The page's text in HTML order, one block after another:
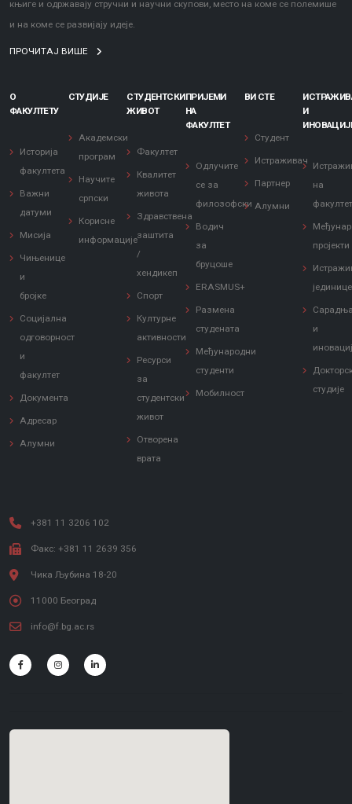
књиге и одржавају стручни и научни скупови, место на коме се полемише
и на коме се развијају идеје.
ПРОЧИТАЈ ВИШЕ
О
ФАКУЛТЕТУ
Историја
факултета
Важни
датуми
Мисија
Чињенице
и
бројке
Социјална
одговорност
и
факултет
Документа
Адресар
Алумни
СТУДИЈЕ
Академски
програм
Научите
српски
Корисне
информације
СТУДЕНТСКИ
ЖИВОТ
Факултет
Квалитет
живота
Здравствена
заштита
/
хендикеп
Спорт
Културне
активности
Ресурси
за
студентски
живот
Отворена
врата
ПРИЈЕМИ
НА
ФАКУЛТЕТ
Одлучите
се за
филозофски
Водич
за
бруцоше
ERASMUS+
Размена
студената
Међународни
студенти
Мобилност
ВИ СТЕ
Студент
Истраживач
Партнер
Алумни
И
на
пројекти
јединице
и
студије
+381 11 3206 102
Факс: +381 11 2639 356
Чика Љубина 18-20
11000 Београд
info@f.bg.ac.rs